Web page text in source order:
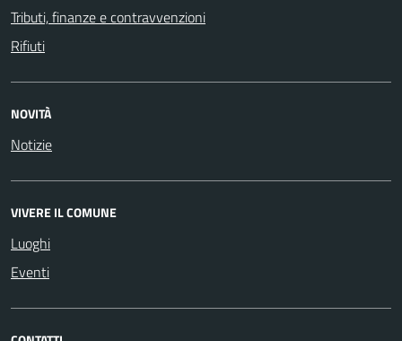
Tributi, finanze e contravvenzioni
Rifiuti
NOVITÀ
Notizie
VIVERE IL COMUNE
Luoghi
Eventi